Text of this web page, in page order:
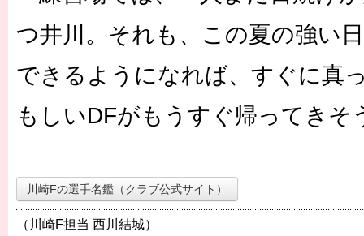
つ井川。それも、この夏の強い
できるようになれば、すぐに真
もしいDFがもうすぐ帰ってきそ
川崎Fの選手名鑑（クラブ公式サイト）
（川崎F担当 西川結城）